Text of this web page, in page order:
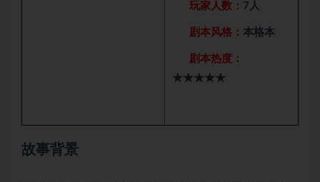
玩家人数： 7人
剧本风格： 本格本
剧本热度：
★★★★★
故事背景